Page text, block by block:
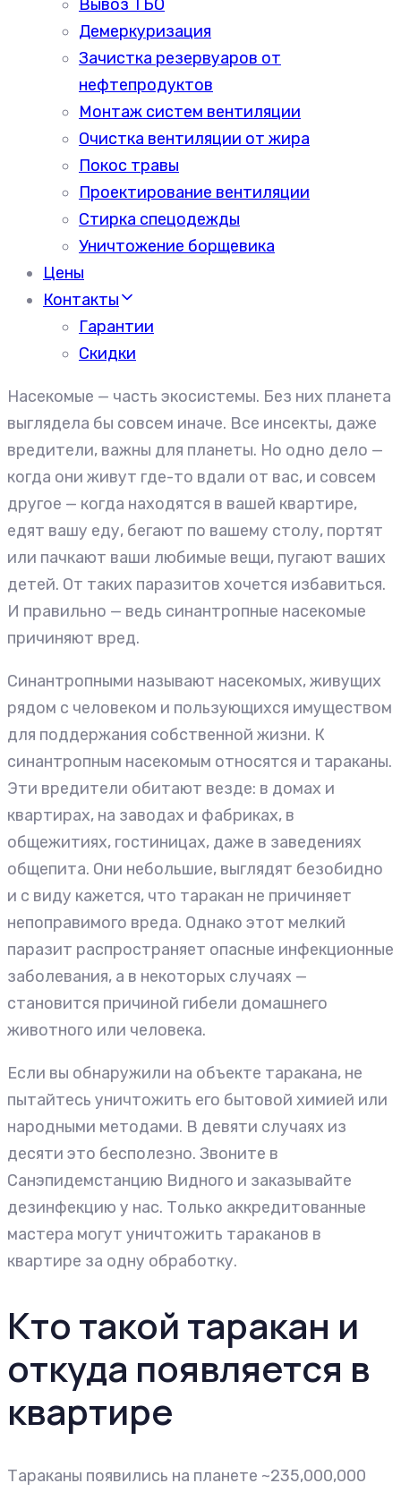
Вывоз ТБО
Демеркуризация
Зачистка резервуаров от
нефтепродуктов
Монтаж систем вентиляции
Очистка вентиляции от жира
Покос травы
Проектирование вентиляции
Стирка спецодежды
Уничтожение борщевика
Цены
Контакты
Гарантии
Скидки
Насекомые — часть экосистемы. Без них планета
выглядела бы совсем иначе. Все инсекты, даже
вредители, важны для планеты. Но одно дело —
когда они живут где-то вдали от вас, и совсем
другое — когда находятся в вашей квартире,
едят вашу еду, бегают по вашему столу, портят
или пачкают ваши любимые вещи, пугают ваших
детей. От таких паразитов хочется избавиться.
И правильно — ведь синантропные насекомые
причиняют вред.
Синантропными называют насекомых, живущих
рядом с человеком и пользующихся имуществом
для поддержания собственной жизни. К
синантропным насекомым относятся и тараканы.
Эти вредители обитают везде: в домах и
квартирах, на заводах и фабриках, в
общежитиях, гостиницах, даже в заведениях
общепита. Они небольшие, выглядят безобидно
и с виду кажется, что таракан не причиняет
непоправимого вреда. Однако этот мелкий
паразит распространяет опасные инфекционные
заболевания, а в некоторых случаях —
становится причиной гибели домашнего
животного или человека.
Если вы обнаружили на объекте таракана, не
пытайтесь уничтожить его бытовой химией или
народными методами. В девяти случаях из
десяти это бесполезно. Звоните в
Санэпидемстанцию Видного и заказывайте
дезинфекцию у нас. Только аккредитованные
мастера могут уничтожить тараканов в
квартире за одну обработку.
Кто такой таракан и
откуда появляется в
квартире
Тараканы появились на планете ~235,000,000